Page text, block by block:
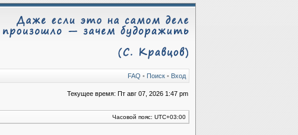
FAQ • Поиск • Вход
Текущее время: Пт авг 07, 2026 1:47 pm
Часовой пояс: UTC+03:00